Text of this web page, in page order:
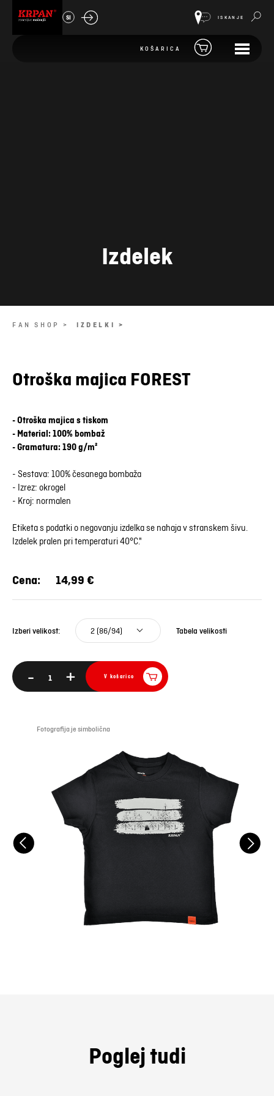
SI ISKANJE
KOŠARICA
Izdelek
FAN SHOP > IZDELKI >
Fotografija je simbolična
Otroška majica FOREST
- Otroška majica s tiskom
- Material: 100% bombaž
- Gramatura: 190 g/m²
- Sestava: 100% česanega bombaža
- Izrez: okrogel
- Kroj: normalen
Etiketa s podatki o negovanju izdelka se nahaja v stranskem šivu.
Izdelek pralen pri temperaturi 40°C."
Cena: 14,99 €
Izberi velikost: 2 (86/94) Tabela velikosti
- + V košarico
Poglej tudi